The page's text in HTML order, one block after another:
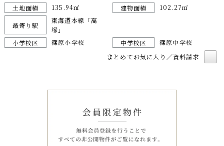
土地面積
135.94㎡ 建物面積 102.27㎡
最寄り駅
東海道本線「高
塚」
小学校区
篠原小学校 中学校区
篠原中学校
まとめてお気に入り／資料請求